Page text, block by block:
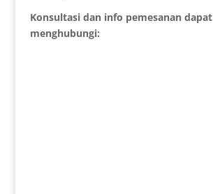
Konsultasi dan info pemesanan dapat
menghubungi: